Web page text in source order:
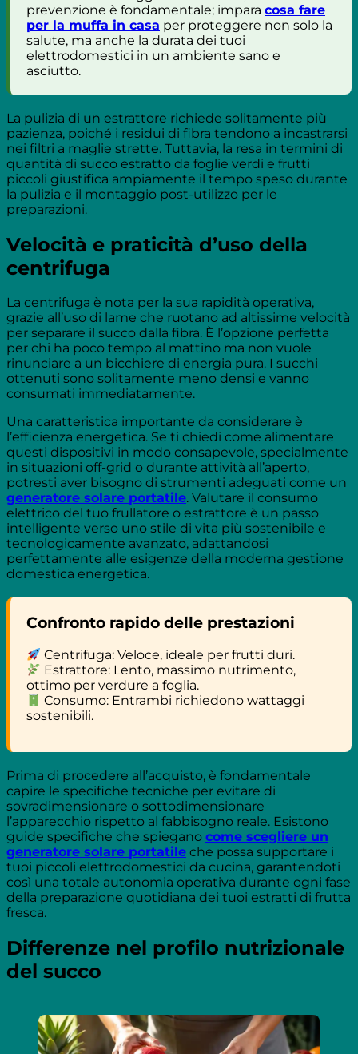
prevenzione è fondamentale; impara cosa fare
per la muffa in casa per proteggere non solo la
salute, ma anche la durata dei tuoi
elettrodomestici in un ambiente sano e
asciutto.
La pulizia di un estrattore richiede solitamente più
pazienza, poiché i residui di fibra tendono a incastrarsi
nei filtri a maglie strette. Tuttavia, la resa in termini di
quantità di succo estratto da foglie verdi e frutti
piccoli giustifica ampiamente il tempo speso durante
la pulizia e il montaggio post-utilizzo per le
preparazioni.
Velocità e praticità d’uso della
centrifuga
La centrifuga è nota per la sua rapidità operativa,
grazie all’uso di lame che ruotano ad altissime velocità
per separare il succo dalla fibra. È l’opzione perfetta
per chi ha poco tempo al mattino ma non vuole
rinunciare a un bicchiere di energia pura. I succhi
ottenuti sono solitamente meno densi e vanno
consumati immediatamente.
Una caratteristica importante da considerare è
l’efficienza energetica. Se ti chiedi come alimentare
questi dispositivi in modo consapevole, specialmente
in situazioni off-grid o durante attività all’aperto,
potresti aver bisogno di strumenti adeguati come un
generatore solare portatile. Valutare il consumo
elettrico del tuo frullatore o estrattore è un passo
intelligente verso uno stile di vita più sostenibile e
tecnologicamente avanzato, adattandosi
perfettamente alle esigenze della moderna gestione
domestica energetica.
Confronto rapido delle prestazioni
Centrifuga: Veloce, ideale per frutti duri.
Estrattore: Lento, massimo nutrimento,
ottimo per verdure a foglia.
Consumo: Entrambi richiedono wattaggi
sostenibili.
Prima di procedere all’acquisto, è fondamentale
capire le specifiche tecniche per evitare di
sovradimensionare o sottodimensionare
l’apparecchio rispetto al fabbisogno reale. Esistono
guide specifiche che spiegano come scegliere un
generatore solare portatile che possa supportare i
tuoi piccoli elettrodomestici da cucina, garantendoti
così una totale autonomia operativa durante ogni fase
della preparazione quotidiana dei tuoi estratti di frutta
fresca.
Differenze nel profilo nutrizionale
del succo